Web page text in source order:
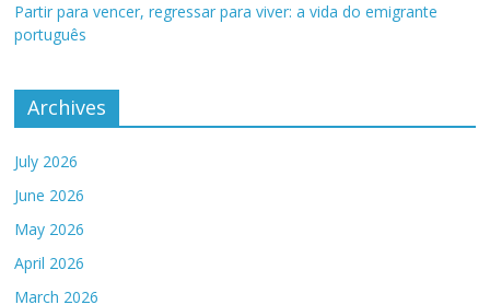
Partir para vencer, regressar para viver: a vida do emigrante
português
Archives
July 2026
June 2026
May 2026
April 2026
March 2026